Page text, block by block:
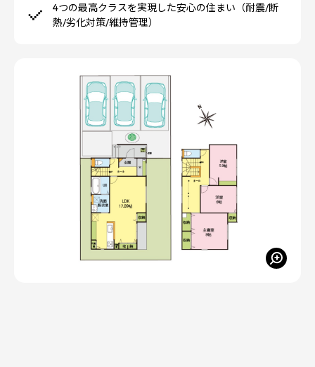
4つの最高クラスを実現した安心の住まい（耐震/断
熱/劣化対策/維持管理）